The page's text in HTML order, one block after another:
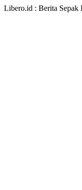
Libero.id : Berita Sepak